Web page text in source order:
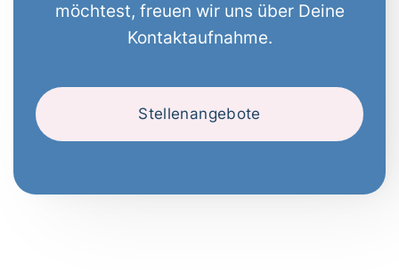
möchtest, freuen wir uns über Deine
Kontaktaufnahme.
Stellenangebote